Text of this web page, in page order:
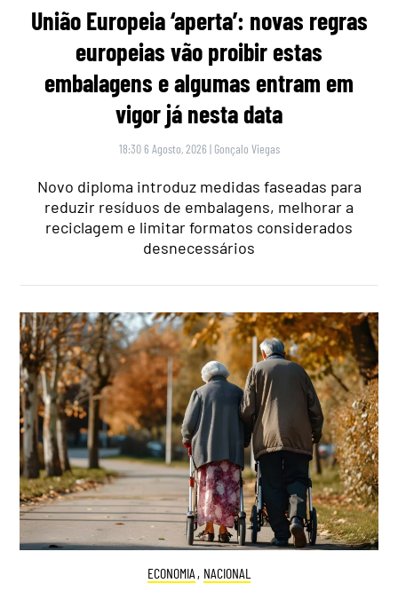
União Europeia ‘aperta’: novas regras
europeias vão proibir estas
embalagens e algumas entram em
vigor já nesta data
18:30 6 Agosto, 2026 | Gonçalo Viegas
Novo diploma introduz medidas faseadas para
reduzir resíduos de embalagens, melhorar a
reciclagem e limitar formatos considerados
desnecessários
ECONOMIA , NACIONAL